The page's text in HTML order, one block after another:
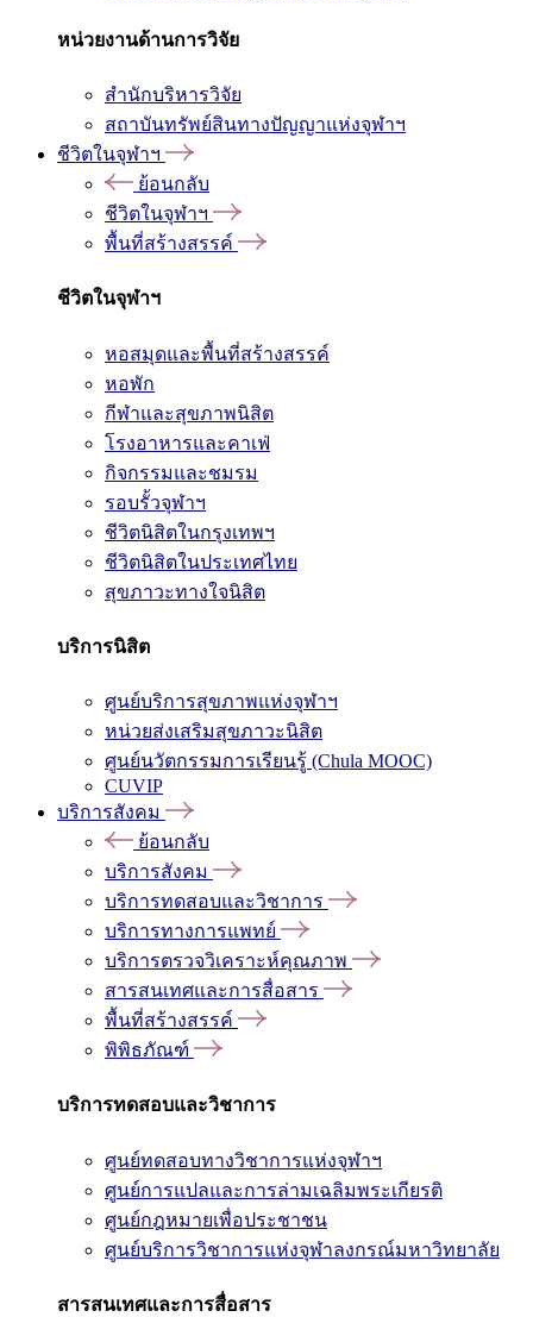
หน่วยงานด้านการวิจัย
สำนักบริหารวิจัย
สถาบันทรัพย์สินทางปัญญาแห่งจุฬาฯ
ชีวิตในจุฬาฯ
ย้อนกลับ
ชีวิตในจุฬาฯ
พื้นที่สร้างสรรค์
ชีวิตในจุฬาฯ
หอสมุดและพื้นที่สร้างสรรค์
หอพัก
กีฬาและสุขภาพนิสิต
โรงอาหารและคาเฟ่
กิจกรรมและชมรม
รอบรั้วจุฬาฯ
ชีวิตนิสิตในกรุงเทพฯ
ชีวิตนิสิตในประเทศไทย
สุขภาวะทางใจนิสิต
บริการนิสิต
ศูนย์บริการสุขภาพแห่งจุฬาฯ
หน่วยส่งเสริมสุขภาวะนิสิต
ศูนย์นวัตกรรมการเรียนรู้ (Chula MOOC)
CUVIP
บริการสังคม
ย้อนกลับ
บริการสังคม
บริการทดสอบและวิชาการ
บริการทางการแพทย์
บริการตรวจวิเคราะห์คุณภาพ
สารสนเทศและการสื่อสาร
พื้นที่สร้างสรรค์
พิพิธภัณฑ์
บริการทดสอบและวิชาการ
ศูนย์ทดสอบทางวิชาการแห่งจุฬาฯ
ศูนย์การแปลและการล่ามเฉลิมพระเกียรติ
ศูนย์กฎหมายเพื่อประชาชน
ศูนย์บริการวิชาการแห่งจุฬาลงกรณ์มหาวิทยาลัย
สารสนเทศและการสื่อสาร